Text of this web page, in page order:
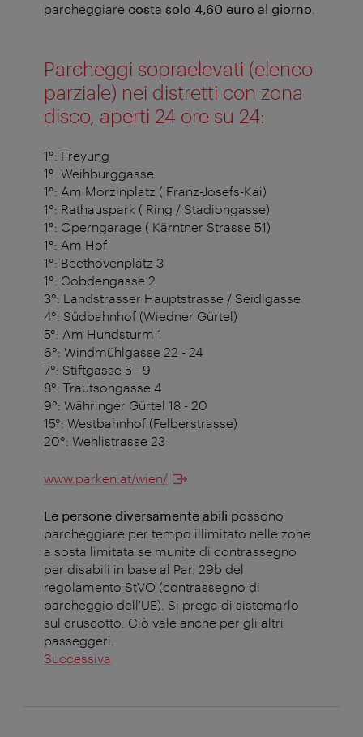
parcheggiare costa solo 4,60 euro al giorno
Parcheggi sopraelevati (elenco
parziale) nei distretti con zona
disco, aperti 24 ore su 24:
1°: Freyung
1°: Weihburggasse
1°: Am Morzinplatz ( Franz-Josefs-Kai)
1°: Rathauspark ( Ring / Stadiongasse)
1°: Operngarage ( Kärntner Strasse 51)
1°: Am Hof
1°: Beethovenplatz 3
1°: Cobdengasse 2
3°: Landstrasser Hauptstrasse / Seidlgasse
4°: Südbahnhof (Wiedner Gürtel)
5°: Am Hundsturm 1
6°: Windmühlgasse 22 - 24
7°: Stiftgasse 5 - 9
8°: Trautsongasse 4
9°: Währinger Gürtel 18 - 20
15°: Westbahnhof (Felberstrasse)
20°: Wehlistrasse 23
www.parken.at/wien/
Le persone diversamente abili possono
parcheggiare per tempo illimitato nelle zone
a sosta limitata se munite di contrassegno
per disabili in base al Par. 29b del
regolamento StVO (contrassegno di
parcheggio dell'UE). Si prega di sistemarlo
sul cruscotto. Ciò vale anche per gli altri
passeggeri.
Successiva